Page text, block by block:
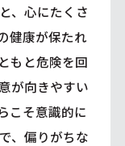
、心にたくさ
健康が保たれ
もと危険を回
が向きやすい
こそ意識的に
、偏りがちな